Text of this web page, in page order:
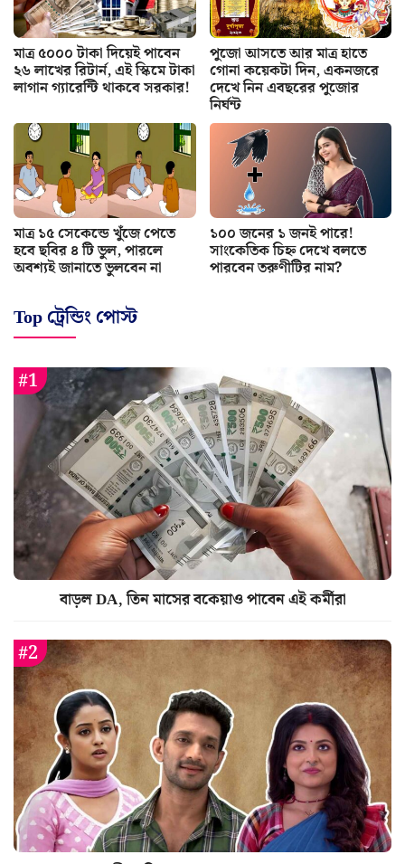
মাত্র ৫০০০ টাকা দিয়েই পাবেন
২৬ লাখের রিটার্ন, এই স্কিমে টাকা
লাগান গ্যারেন্টি থাকবে সরকার!
পুজো আসতে আর মাত্র হাতে
গোনা কয়েকটা দিন, একনজরে
দেখে নিন এবছরের পুজোর
নির্ঘন্ট
মাত্র ১৫ সেকেন্ডে খুঁজে পেতে
হবে ছবির ৪ টি ভুল, পারলে
অবশ্যই জানাতে ভুলবেন না
১০০ জনের ১ জনই পারে!
সাংকেতিক চিহ্ন দেখে বলতে
পারবেন তরুণীটির নাম?
Top ট্রেন্ডিং পোস্ট
বাড়ল DA, তিন মাসের বকেয়াও পাবেন এই কর্মীরা